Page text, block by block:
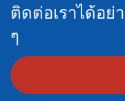
ติดต่อเราได้อย่
ๆ